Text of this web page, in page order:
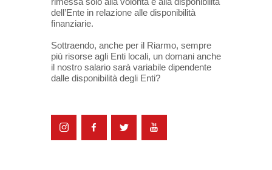
dell’Ente in relazione alle disponibilità
finanziarie.
Sottraendo, anche per il Riarmo, sempre
più risorse agli Enti locali, un domani anche
il nostro salario sarà variabile dipendente
dalle disponibilità degli Enti?